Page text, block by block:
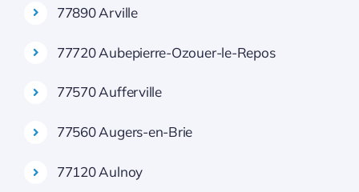
77890 Arville
77720 Aubepierre-Ozouer-le-Repos
77570 Aufferville
77560 Augers-en-Brie
77120 Aulnoy